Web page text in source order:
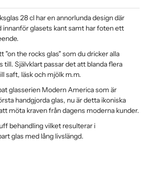
28 cl har en annorlunda design där
innanför glasets kant samt har foten ett
"on the rocks glas" som du dricker alla
till. Självklart passar det att blanda flera
saft, läsk och mjölk m.m.
glasserien Modern America som är
handgjorda glas, nu är detta ikoniska
möta kraven från dagens moderna kunder.
behandling vilket resulterar i
glas med lång livslängd.